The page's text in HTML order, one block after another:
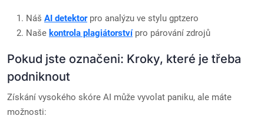
Náš AI detektorpro analýzu ve stylu gptzero
Naše kontrola plagiátorstvípro párování zdrojů
Pokud jste označeni: Kroky, které je třeba
podniknout
Získání vysokého skóre AI může vyvolat paniku, ale máte
možnosti: